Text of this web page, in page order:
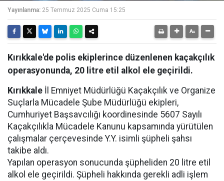
Yayınlanma: 25 Temmuz 2025 Cuma 15:25
Kırıkkale'de polis ekiplerince düzenlenen kaçakçılık
operasyonunda, 20 litre etil alkol ele geçirildi.
Kırıkkale İl Emniyet Müdürlüğü Kaçakçılık ve Organize
Suçlarla Mücadele Şube Müdürlüğü ekipleri,
Cumhuriyet Başsavcılığı koordinesinde 5607 Sayılı
Kaçakçılıkla Mücadele Kanunu kapsamında yürütülen
çalışmalar çerçevesinde Y.Y. isimli şüpheli şahsı
takibe aldı.
Yapılan operasyon sonucunda şüpheliden 20 litre etil
alkol ele geçirildi. Şüpheli hakkında gerekli adli işlem